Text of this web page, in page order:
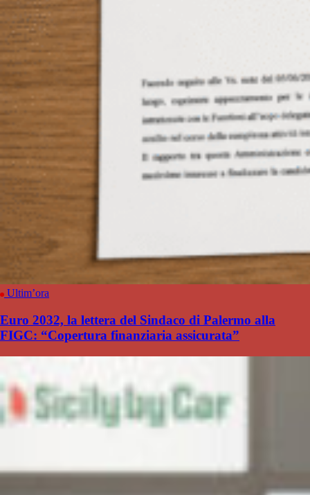
Ultim’ora
Euro 2032, la lettera del Sindaco di Palermo alla
FIGC: “Copertura finanziaria assicurata”